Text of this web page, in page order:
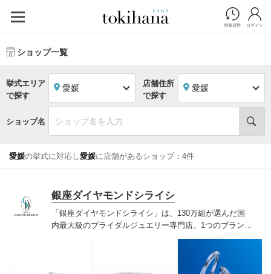
ショップ一覧
挙式エリア
で探す
愛媛
店舗住所
で探す
愛媛
ショップ名
愛媛の挙式に対応し愛媛に店舗があるショップ：4件
銀座ダイヤモンドシライシ
「銀座ダイヤモンドシライシ」は、130万組が選んだ国
内最大級のブライダルジュエリー専門店。1つのブランド
では国内最大級の700種類以上の豊富なデザインを取り
揃え、ふたりの「似合う」と「好き」を同時に叶えた満
足の選択ができる指輪をご提案しています。多くのお客